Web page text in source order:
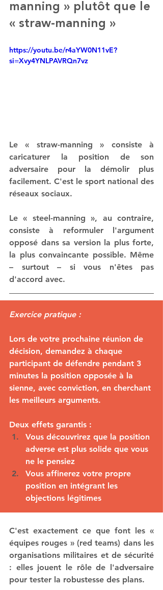
manning » plutôt que le
« straw-manning »
https://youtu.be/r4aYW0N11vE?
si=Xvy4YNLPAVRQn7vz
Le « straw-manning » consiste à
caricaturer la position de son
adversaire pour la démolir plus
facilement. C'est le sport national des
réseaux sociaux.
Le « steel-manning », au contraire,
consiste à reformuler l'argument
opposé dans sa version la plus forte,
la plus convaincante possible. Même
– surtout – si vous n'êtes pas
d'accord avec.
Exercice pratique :
Lors de votre prochaine réunion de
décision, demandez à chaque
participant de défendre pendant 3
minutes la position opposée à la
sienne, avec conviction, en cherchant
les meilleurs arguments.
Deux effets garantis :
Vous découvrirez que la position
adverse est plus solide que vous
ne le pensiez
Vous affinerez votre propre
position en intégrant les
objections légitimes
C'est exactement ce que font les «
équipes rouges » (red teams) dans les
organisations militaires et de sécurité
: elles jouent le rôle de l'adversaire
pour tester la robustesse des plans.